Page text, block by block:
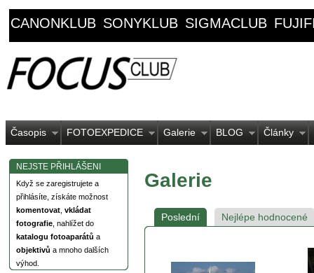
CANONKLUB SONYKLUB SIGMACLUB
Časopis FOTOEXPEDICE Galerie BLOG Články
NEJSTE PŘIHLÁŠENI
Když se zaregistrujete a
přihlásíte, získáte možnost
komentovat vkládat
fotografie , nahlížet do
katalogu fotoaparátů a
objektivů a mnoho dalších
výhod.
Galerie
Poslední Nejlépe hodnocené